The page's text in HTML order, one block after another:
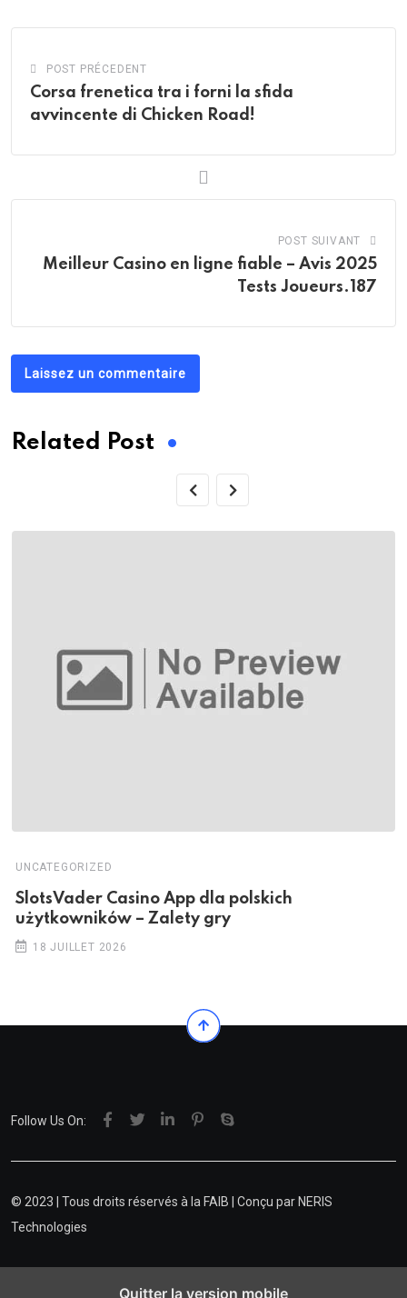
POST PRÉCEDENT
Corsa frenetica tra i forni la sfida
avvincente di Chicken Road!
POST SUIVANT
Meilleur Casino en ligne fiable – Avis 2025
Tests Joueurs.187
Laissez un commentaire
Related Post
UNCATEGORIZED
SlotsVader Casino App dla polskich
użytkowników – Zalety gry
18 JUILLET 2026
Follow Us On:
© 2023 | Tous droits réservés à la FAIB | Conçu parNERIS
Technologies
Quitter la version mobile